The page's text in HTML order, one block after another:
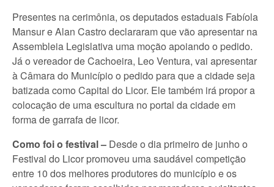
Presentes na cerimônia, os deputados estaduais Fabíola
Mansur e Alan Castro declararam que vão apresentar na
Assembleia Legislativa uma moção apoiando o pedido.
Já o vereador de Cachoeira, Leo Ventura, vai apresentar
à Câmara do Município o pedido para que a cidade seja
batizada como Capital do Licor. Ele também irá propor a
colocação de uma escultura no portal da cidade em
forma de garrafa de licor.
Como foi o festival – Desde o dia primeiro de junho o
Festival do Licor promoveu uma saudável competição
entre 10 dos melhores produtores do município e os